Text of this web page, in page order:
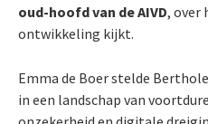
oud-hoofd van de AIVD, over
ontwikkeling kijkt.
Emma de Boer stelde
in een landschap van